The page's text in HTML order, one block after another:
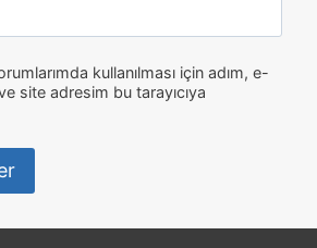
kullanılması için adım, e-
site adresim bu tarayıcıya